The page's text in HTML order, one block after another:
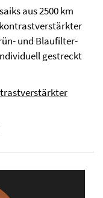
aus 2500 km
und Blaufilter-
gestreckt